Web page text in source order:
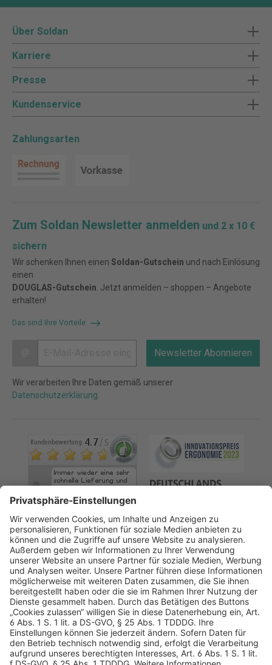
Über Soldan
Karriere
Presse
Kundenservice
Zahlungsarten
Zum Soldan Newsletter anmelden und 2 x 10 €
sichern
Wir schenken Ihnen einen Soldan-Gutschein und nach Einlösung
einen
DOUGLAS-Gutschein . Jetzt anmelden – shoppen – Angebote
erhalten!
Das sind Ihre Vorteile
Newsletter Abonnieren
Wir verarbeiten Ihre Daten gemäß unserer
Datenschutzerklärung
AGB Datenschutz
Impressum
Sicherheitshinweis
Compliance